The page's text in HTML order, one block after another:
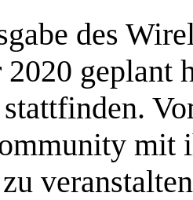
des
geplant
mit